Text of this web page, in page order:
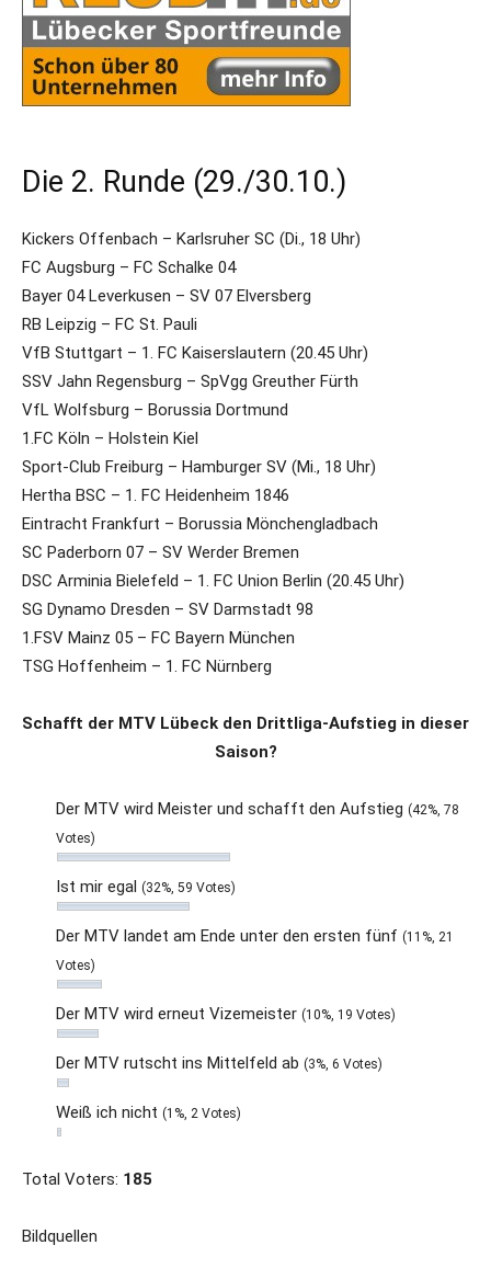
Die 2. Runde (29./30.10.)
Kickers Offenbach – Karlsruher SC (Di., 18 Uhr)
FC Augsburg – FC Schalke 04
Bayer 04 Leverkusen – SV 07 Elversberg
RB Leipzig – FC St. Pauli
VfB Stuttgart – 1. FC Kaiserslautern (20.45 Uhr)
SSV Jahn Regensburg – SpVgg Greuther Fürth
VfL Wolfsburg – Borussia Dortmund
1.FC Köln – Holstein Kiel
Sport-Club Freiburg – Hamburger SV (Mi., 18 Uhr)
Hertha BSC – 1. FC Heidenheim 1846
Eintracht Frankfurt – Borussia Mönchengladbach
SC Paderborn 07 – SV Werder Bremen
DSC Arminia Bielefeld – 1. FC Union Berlin (20.45 Uhr)
SG Dynamo Dresden – SV Darmstadt 98
1.FSV Mainz 05 – FC Bayern München
TSG Hoffenheim – 1. FC Nürnberg
Schafft der MTV Lübeck den Drittliga-Aufstieg in dieser
Saison?
Der MTV wird Meister und schafft den Aufstieg (42%, 78
Votes)
Ist mir egal (32%, 59 Votes)
Der MTV landet am Ende unter den ersten fünf (11%, 21
Votes)
Der MTV wird erneut Vizemeister (10%, 19 Votes)
Der MTV rutscht ins Mittelfeld ab (3%, 6 Votes)
Weiß ich nicht (1%, 2 Votes)
Total Voters: 185
Bildquellen